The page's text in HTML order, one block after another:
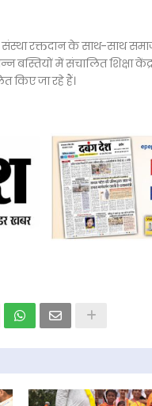
रक्तदान के साथ-साथ
बस्तियों में संचालित शिक्षा
किए जा रहे हैं।